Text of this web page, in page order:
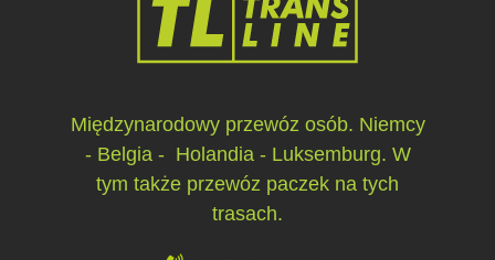
Międzynarodowy przewóz osób. Niemcy
- Belgia - Holandia - Luksemburg. W
tym także przewóz paczek na tych
trasach.